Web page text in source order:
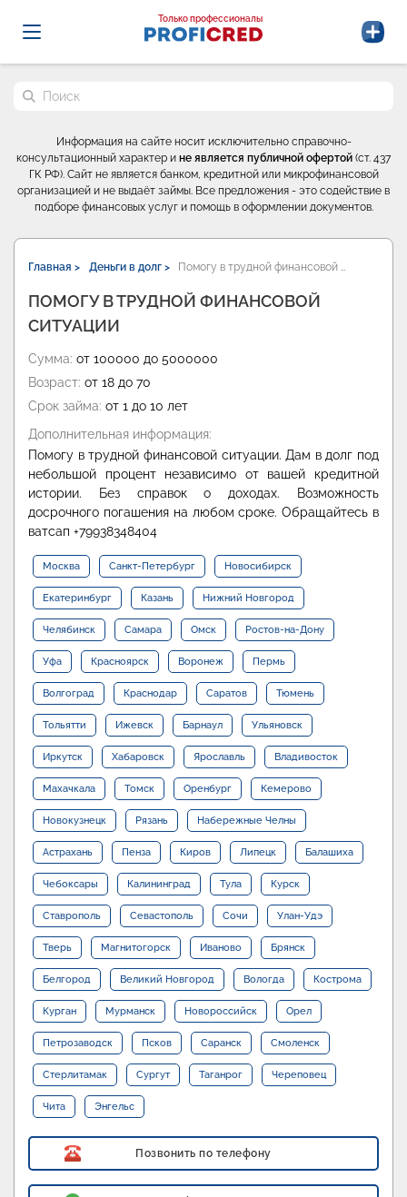
Probrokery - Только профессионалы
Только профессионалы
Поиск по сайту
Информация на сайте носит исключительно справочно-
консультационный характер и не является публичной офертой (ст. 437
ГК РФ). Сайт не является банком, кредитной или микрофинансовой
организацией и не выдаёт займы. Все предложения - это содействие в
подборе финансовых услуг и помощь в оформлении документов.
Главная > Деньги в долг > Помогу в трудной финансовой …
ПОМОГУ В ТРУДНОЙ ФИНАНСОВОЙ
СИТУАЦИИ
Сумма: от 100000 до 5000000
Возраст: от 18 до 70
Срок займа: от 1 до 10 лет
Дополнительная информация:
Помогу в трудной финансовой ситуации. Дам в долг под
небольшой процент независимо от вашей кредитной
истории. Без справок о доходах. Возможность
досрочного погашения на любом сроке. Обращайтесь в
ватсап +79938348404
Москва Санкт-Петербург Новосибирск
Екатеринбург Казань Нижний Новгород
Челябинск Самара Омск Ростов-на-Дону
Уфа Красноярск Воронеж Пермь
Волгоград Краснодар Саратов Тюмень
Тольятти Ижевск Барнаул Ульяновск
Иркутск Хабаровск Ярославль Владивосток
Махачкала Томск Оренбург Кемерово
Новокузнецк Рязань Набережные Челны
Астрахань Пенза Киров Липецк Балашиха
Чебоксары Калининград Тула Курск
Ставрополь Севастополь Сочи Улан-Удэ
Тверь Магнитогорск Иваново Брянск
Белгород Великий Новгород Вологда Кострома
Курган Мурманск Новороссийск Орел
Петрозаводск Псков Саранск Смоленск
Стерлитамак Сургут Таганрог Череповец
Чита Энгельс
Позвонить по телефону